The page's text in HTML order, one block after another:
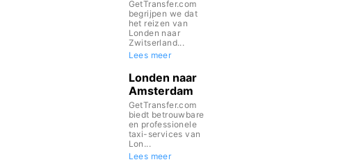
GetTransfer.com
begrijpen we dat
het reizen van
Londen naar
Zwitserland...
Lees meer
Londen naar
Amsterdam
GetTransfer.com
biedt betrouwbare
en professionele
taxi-services van
Lon...
Lees meer